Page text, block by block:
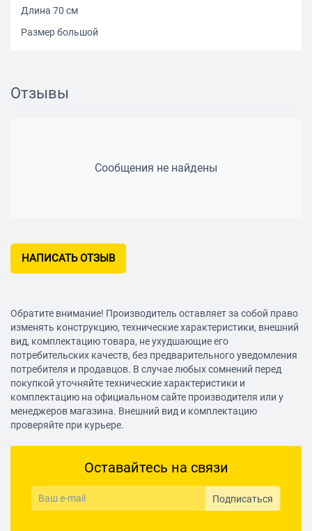
Длина 70 см
Размер большой
Отзывы
Сообщения не найдены
НАПИСАТЬ ОТЗЫВ
Обратите внимание! Производитель оставляет за собой право
изменять конструкцию, технические характеристики, внешний
вид, комплектацию товара, не ухудшающие его
потребительских качеств, без предварительного уведомления
потребителя и продавцов. В случае любых сомнений перед
покупкой уточняйте технические характеристики и
комплектацию на официальном сайте производителя или у
менеджеров магазина. Внешний вид и комплектацию
проверяйте при курьере.
Оставайтесь на связи
Подписаться